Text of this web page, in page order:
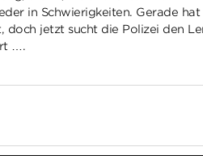
in Schwierigkeiten. Gerade
doch jetzt sucht die Polizei den
….